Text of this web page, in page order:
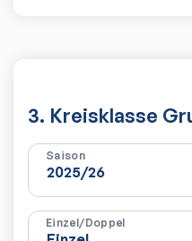
3. Kreisklasse
Saison
Einzel/Doppel